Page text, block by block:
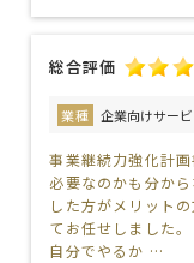
総合評価
業種 企業向けサー
事業継続力強化計
必要なのかも分か
した方がメリット
てお任せしました
自分でやるか …